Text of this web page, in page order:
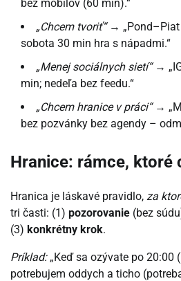
bez mobilov (60 min).“
„Chcem tvoriť“→ „Pond–Piat
sobota 30 min hra s nápadmi.“
„Menej sociálnych sietí“→
min; nedeľa bez feedu.“
„Chcem hranice v práci“→
bez pozvánky bez agendy –
Hranice: rámce, ktoré
Hranica je láskavé pravidlo, za
tri časti: (1) pozorovanie (bez
(3) konkrétny krok.
Príklad:„Keď sa ozývate po 20:00
potrebujem oddych a ticho